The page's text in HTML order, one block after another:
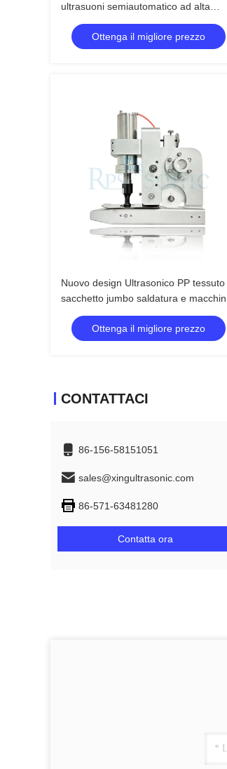
ultrasuoni semiautomatico ad alta
efficienza coltello ad ultrasuoni per
macchina da forno
Ottenga il migliore prezzo
Nuovo design Ultrasonico PP tessuto
sacchetto jumbo saldatura e macchina
di taglio con corno da 20 mm
Ottenga il migliore prezzo
CONTATTACI
86-156-58151051
sales@xingultrasonic.com
86-571-63481280
Contatta ora